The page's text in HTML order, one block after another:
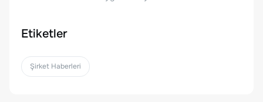
Etiketler
Şirket Haberleri